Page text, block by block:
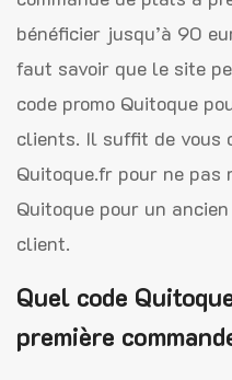
bénéficier jusqu’à 90
faut savoir que le site
code promo Quitoque
clients. Il suffit de vous
Quitoque.fr pour ne pas
Quitoque pour un
client.
Quel code
première